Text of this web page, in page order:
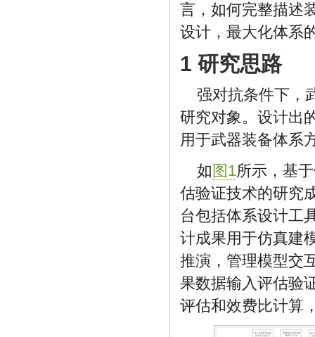
言，如何完整描述
设计，最大化体系
1 研究思路
强对抗条件下，
研究对象。设计出
用于武器装备体系
如 图1所示，基
估验证技术的研究
台包括体系设计工
计成果用于仿真建
推演，管理模型交
果数据输入评估验
评估和效费比计算